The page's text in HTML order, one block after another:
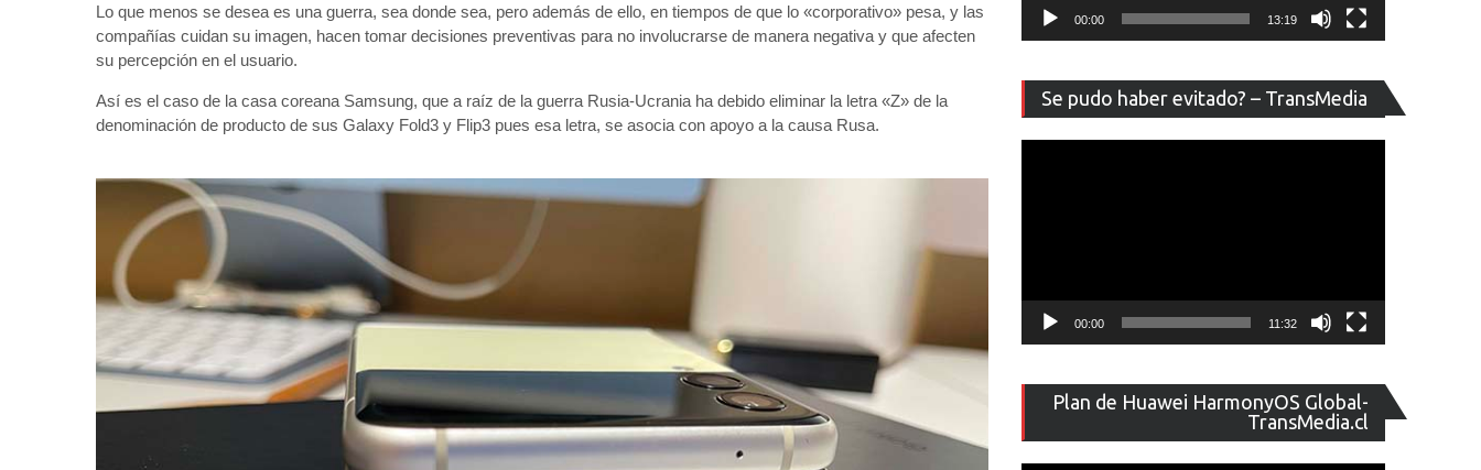
Lo que menos se desea es una guerra, sea donde sea, pero además de ello, en tiempos de que lo «corporativo» pesa, y las
compañías cuidan su imagen, hacen tomar decisiones preventivas para no involucrarse de manera negativa y que afecten
su percepción en el usuario.
Así es el caso de la casa coreana Samsung, que a raíz de la guerra Rusia-Ucrania ha debido eliminar la letra «Z» de la
denominación de producto de sus Galaxy Fold3 y Flip3 pues esa letra, se asocia con apoyo a la causa Rusa.
00:00 13:19
Se pudo haber evitado? – TransMedia
de
vídeo
00:00 11:32
Plan de Huawei HarmonyOS Global-
TransMedia.cl
de
vídeo